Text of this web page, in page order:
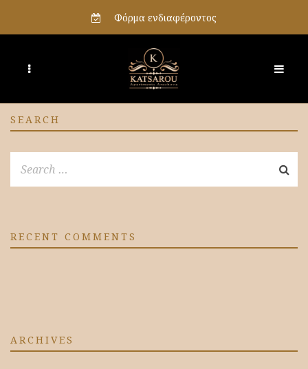
Φόρμα ενδιαφέροντος
SEARCH
RECENT COMMENTS
ARCHIVES